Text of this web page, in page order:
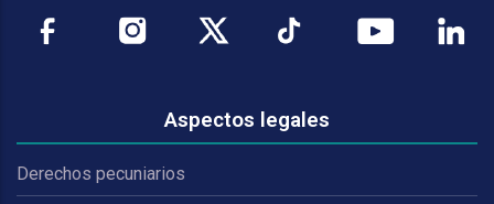
Aspectos legales
Derechos pecuniarios